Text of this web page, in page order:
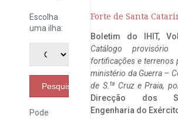
Escolha
uma ilha:
Pesquisar
Pode
Forte de Santa
Boletim do IHIT,
Catálogo provisório
fortificações e terrenos
ministério da Guerra –
de S. ta Cruz e Praia,
Direcção dos
Engenharia do